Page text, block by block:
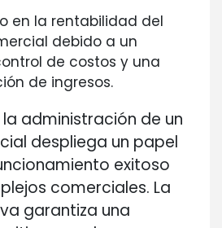
en la rentabilidad del
debido a un
de costos y una
de ingresos.
la administración de un
despliega un papel
exitoso
comerciales. La
garantiza una